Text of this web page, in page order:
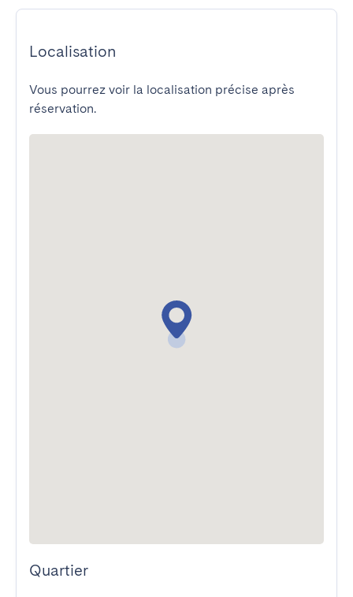
Localisation
Vous pourrez voir la localisation précise après
réservation.
Quartier